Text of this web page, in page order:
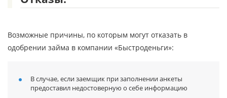
Возможные причины, по которым могут отказать в
одобрении займа в компании «Быстроденьги»:
В случае, если заемщик при заполнении анкеты
предоставил недостоверную о себе информацию